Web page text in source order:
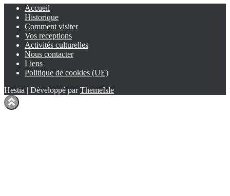
Accueil
Historique
Comment visiter
Vos receptions
Activités culturelles
Nous contacter
Liens
Politique de cookies (UE)
Hestia | Développé parThemeIsle